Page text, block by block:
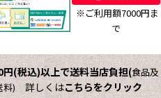
※ご利用額7000円ま
で
円(税込)以上で送料当店負担(食品及
料)詳しくはこちらをクリック